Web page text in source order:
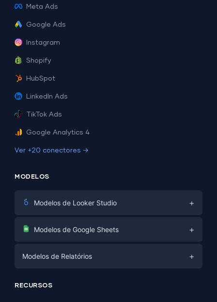
Meta Ads
Google Ads
Instagram
Shopify
HubSpot
LinkedIn Ads
TikTok Ads
Google Analytics 4
Ver +20 conectores →
MODELOS
Modelos de Looker Studio +
Marketing Digital
PPC
SEO
Modelos de Google Sheets +
Mídias Sociais
Modelos de Relatórios +
RECURSOS